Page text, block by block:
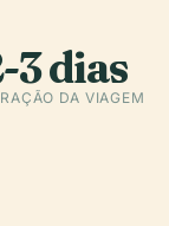
3 dias
DA VIAGEM